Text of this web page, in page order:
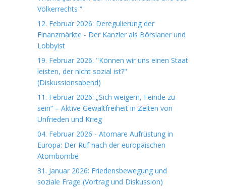
Völkerrechts “
12. Februar 2026: Deregulierung der
Finanzmärkte - Der Kanzler als Börsianer und
Lobbyist
19. Februar 2026: "Können wir uns einen Staat
leisten, der nicht sozial ist?"
(Diskussionsabend)
11. Februar 2026: „Sich weigern, Feinde zu
sein“ – Aktive Gewaltfreiheit in Zeiten von
Unfrieden und Krieg
04. Februar 2026 - Atomare Aufrüstung in
Europa: Der Ruf nach der europäischen
Atombombe
31. Januar 2026: Friedensbewegung und
soziale Frage (Vortrag und Diskussion)